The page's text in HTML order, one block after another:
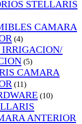
STELLARIS
CAMARA
(4)
IRRIGACION/
(5)
CAMARA
(11)
(10)
ANTERIOR